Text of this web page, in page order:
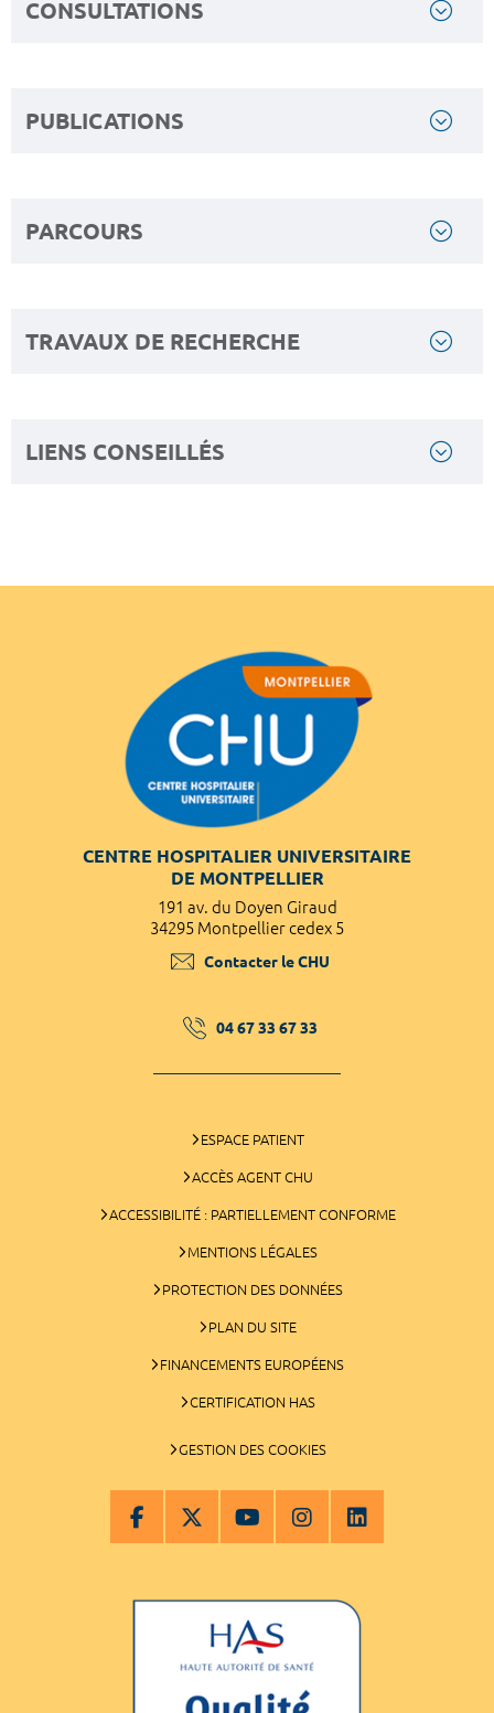
CONSULTATIONS
PUBLICATIONS
PARCOURS
TRAVAUX DE RECHERCHE
LIENS CONSEILLÉS
CENTRE HOSPITALIER UNIVERSITAIRE
DE MONTPELLIER
191 av. du Doyen Giraud
34295 Montpellier cedex 5
Contacter le CHU
04 67 33 67 33
ESPACE PATIENT
ACCÈS AGENT CHU
ACCESSIBILITÉ : PARTIELLEMENT CONFORME
MENTIONS LÉGALES
PROTECTION DES DONNÉES
PLAN DU SITE
FINANCEMENTS EUROPÉENS
CERTIFICATION HAS
GESTION DES COOKIES